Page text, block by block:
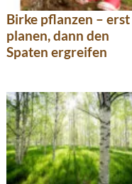
Birke pflanzen – erst
planen, dann den
Spaten ergreifen